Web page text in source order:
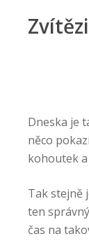
Dneska je
něco
kohoutek
Tak stejně
ten
čas na